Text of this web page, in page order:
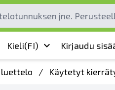
Kieli(FI) Kirjaudu
/ Käytetyt